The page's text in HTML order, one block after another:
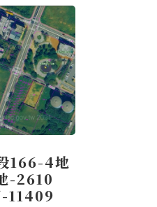
166-4地
-2610
11409